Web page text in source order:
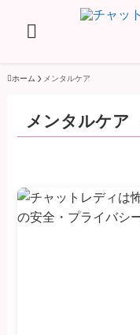
ホーム メンタルケア
メンタルケア